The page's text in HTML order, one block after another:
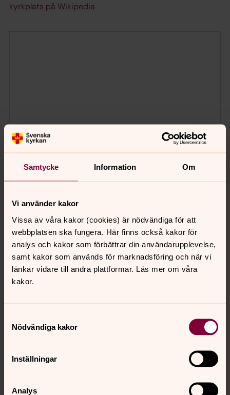
Samtycke Information Om
Vi använder kakor
Vissa av våra kakor (cookies) är nödvändiga för att
webbplatsen ska fungera. Här finns också kakor för
analys och kakor som förbättrar din användarupplevelse,
samt kakor som används för marknadsföring och när vi
länkar vidare till andra plattformar. Läs mer om våra
kakor.
Nödvändiga kakor
Inställningar
Analys
kyrkplats på Wikipedia